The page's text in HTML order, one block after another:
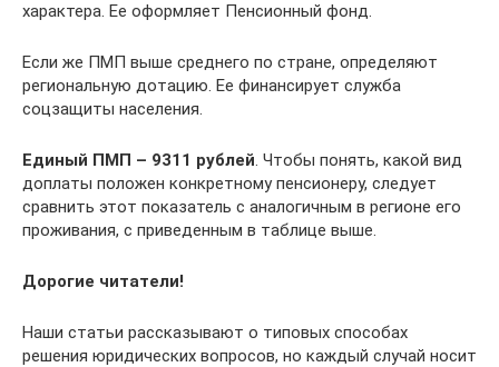
характера. Ее оформляет Пенсионный фонд.
Если же ПМП выше среднего по стране, определяют
региональную дотацию. Ее финансирует служба
соцзащиты населения.
Единый ПМП – 9311 рублей. Чтобы понять, какой вид
доплаты положен конкретному пенсионеру, следует
сравнить этот показатель с аналогичным в регионе его
проживания, с приведенным в таблице выше.
Дорогие читатели!
Наши статьи рассказывают о типовых способах
решения юридических вопросов, но каждый случай носит